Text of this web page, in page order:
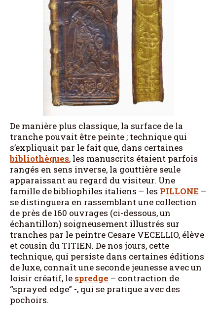
De manière plus classique, la surface de la
tranche pouvait être peinte ; technique qui
s’expliquait par le fait que, dans certaines
bibliothèques, les manuscrits étaient parfois
rangés en sens inverse, la gouttière seule
apparaissant au regard du visiteur. Une
famille de bibliophiles italiens – les PILLONE –
se distinguera en rassemblant une collection
de près de 160 ouvrages (ci-dessous, un
échantillon) soigneusement illustrés sur
tranches par le peintre Cesare VECELLIO, élève
et cousin du TITIEN. De nos jours, cette
technique, qui persiste dans certaines éditions
de luxe, connaît une seconde jeunesse avec un
loisir créatif, le spredge – contraction de
“sprayed edge” -, qui se pratique avec des
pochoirs.